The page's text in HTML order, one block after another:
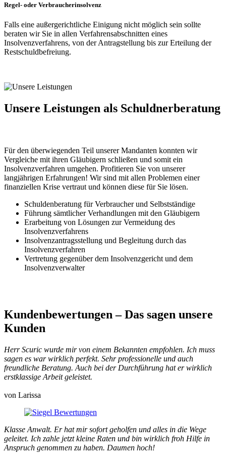
Regel- oder Verbraucherinsolvenz
Falls eine außergerichtliche Einigung nicht möglich sein sollte
beraten wir Sie in allen Verfahrensabschnitten eines
Insolvenzverfahrens, von der Antragstellung bis zur Erteilung der
Restschuldbefreiung.
Unsere Leistungen als Schuldnerberatung
Für den überwiegenden Teil unserer Mandanten konnten wir
Vergleiche mit ihren Gläubigern schließen und somit ein
Insolvenzverfahren umgehen. Profitieren Sie von unserer
langjährigen Erfahrungen! Wir sind mit allen Problemen einer
finanziellen Krise vertraut und können diese für Sie lösen.
Schuldenberatung für Verbraucher und Selbstständige
Führung sämtlicher Verhandlungen mit den Gläubigern
Erarbeitung von Lösungen zur Vermeidung des
Insolvenzverfahrens
Insolvenzantragsstellung und Begleitung durch das
Insolvenzverfahren
Vertretung gegenüber dem Insolvenzgericht und dem
Insolvenzverwalter
Kundenbewertungen– Das sagen unsere
Kunden
Herr Scuric wurde mir von einem Bekannten empfohlen. Ich muss
sagen es war wirklich perfekt. Sehr professionelle und auch
freundliche Beratung. Auch bei der Durchführung hat er wirklich
erstklassige Arbeit geleistet.
von Larissa
Klasse Anwalt. Er hat mir sofort geholfen und alles in die Wege
geleitet. Ich zahle jetzt kleine Raten und bin wirklich froh Hilfe in
Anspruch genommen zu haben. Daumen hoch!